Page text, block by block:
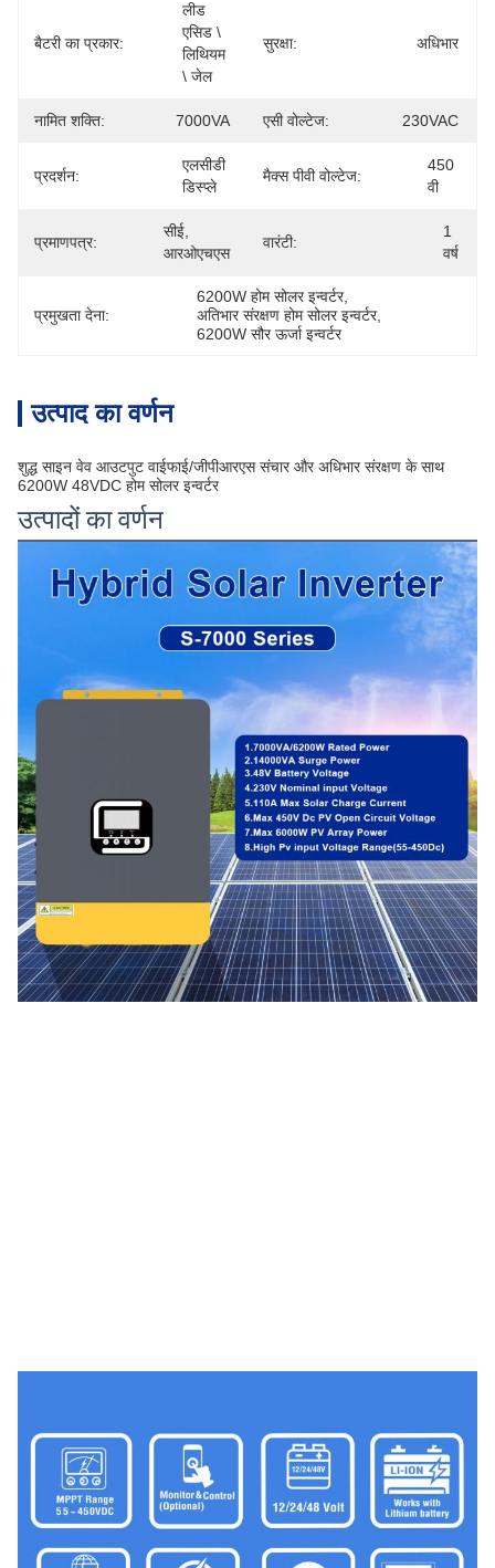
बैटरी का प्रकार:
लीड
एसिड \
लिथियम
\ जेल
सुरक्षा: अधिभार
नामित शक्ति: 7000VA एसी वोल्टेज: 230VAC
प्रदर्शन:
एलसीडी
डिस्प्ले
मैक्स पीवी वोल्टेज:
450
वी
प्रमाणपत्र:
सीई,
आरओएचएस
वारंटी:
1
वर्ष
प्रमुखता देना:
6200W होम सोलर इन्वर्टर,
अतिभार संरक्षण होम सोलर इन्वर्टर,
6200W सौर ऊर्जा इन्वर्टर
उत्पाद का वर्णन
शुद्ध साइन वेव आउटपुट वाईफाई/जीपीआरएस संचार और अधिभार संरक्षण के साथ
6200W 48VDC होम सोलर इन्वर्टर
उत्पादों का वर्णन